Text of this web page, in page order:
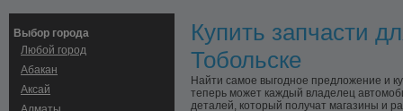
Выбор города
Любой город
Абакан
Аксай
Купить запчасти
Тобольске
Найти самое выгодное предложение и
теперь может каждый владелец
деталей, который получат магазины и